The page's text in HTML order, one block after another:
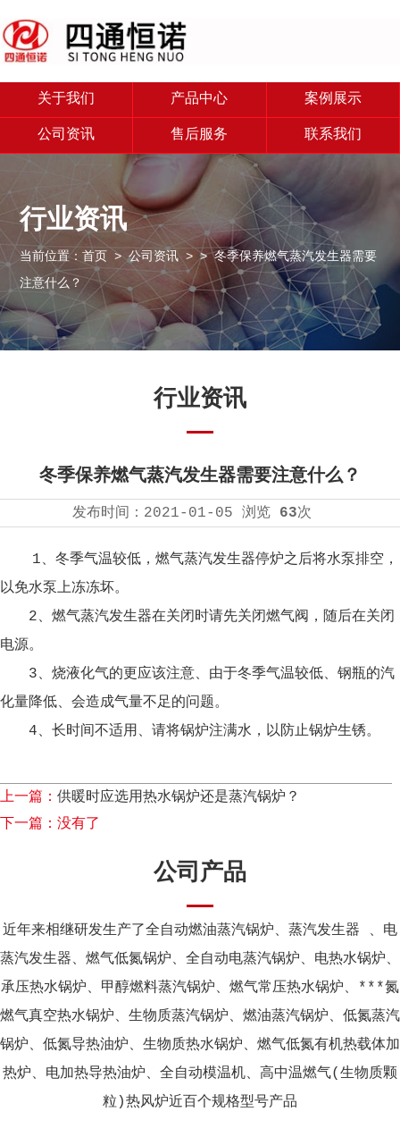
关于我们 产品中心 案例展示
公司资讯 售后服务 联系我们
行业资讯
当前位置：首页 >公司资讯 >> 冬季保养燃气蒸汽发生器需要
注意什么？
行业资讯
冬季保养燃气蒸汽发生器需要注意什么？
发布时间： 2021-01-05 浏览 63次
1、冬季气温较低，燃气蒸汽发生器停炉之后将水泵排空，
以免水泵上冻冻坏。
2、燃气蒸汽发生器在关闭时请先关闭燃气阀，随后在关闭
电源。
3、烧液化气的更应该注意、由于冬季气温较低、钢瓶的汽
化量降低、会造成气量不足的问题。
4、长时间不适用、请将锅炉注满水，以防止锅炉生锈。
上一篇： 供暖时应选用热水锅炉还是蒸汽锅炉？
下一篇：没有了
公司产品
近年来相继研发生产了全自动燃油蒸汽锅炉、蒸汽发生器 、电
蒸汽发生器、燃气低氮锅炉、全自动电蒸汽锅炉、电热水锅炉、
承压热水锅炉、甲醇燃料蒸汽锅炉、燃气常压热水锅炉、***氮
燃气真空热水锅炉、生物质蒸汽锅炉、燃油蒸汽锅炉、低氮蒸汽
锅炉、低氮导热油炉、生物质热水锅炉、燃气低氮有机热载体加
热炉、电加热导热油炉、全自动模温机、高中温燃气(生物质颗
粒)热风炉近百个规格型号产品